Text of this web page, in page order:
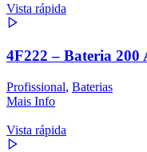
Vista rápida
4F222 – Bateria 200
Profissional, Baterias
Mais Info
Vista rápida